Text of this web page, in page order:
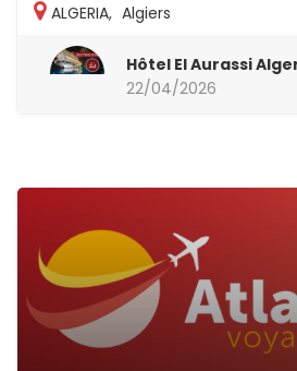
ALGERIA, Algiers
Hôtel El Aurassi
22/04/2026